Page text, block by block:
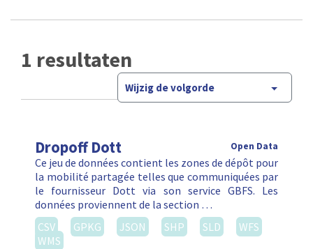
1 resultaten
Wijzig de volgorde
Dropoff Dott Open Data
Ce jeu de données contient les zones de dépôt pour
la mobilité partagée telles que communiquées par
le fournisseur Dott via son service GBFS. Les
données proviennent de la section …
CSV
GPKG JSON SHP SLD
WFS
WMS